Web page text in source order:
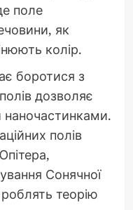
поле
як
колір.
боротися з
дозволяє
полів
Сонячної
теорію